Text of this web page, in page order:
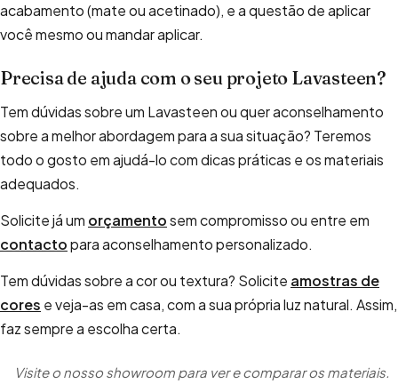
acabamento (mate ou acetinado), e a questão de aplicar
você mesmo ou mandar aplicar.
Precisa de ajuda com o seu projeto Lavasteen?
Tem dúvidas sobre um Lavasteen ou quer aconselhamento
sobre a melhor abordagem para a sua situação? Teremos
todo o gosto em ajudá-lo com dicas práticas e os materiais
adequados.
Solicite já um orçamentosem compromisso ou entre em
contactopara aconselhamento personalizado.
Tem dúvidas sobre a cor ou textura? Solicite amostras de
cores e veja-as em casa, com a sua própria luz natural. Assim,
faz sempre a escolha certa.
Visite o nosso showroom para ver e comparar os materiais.